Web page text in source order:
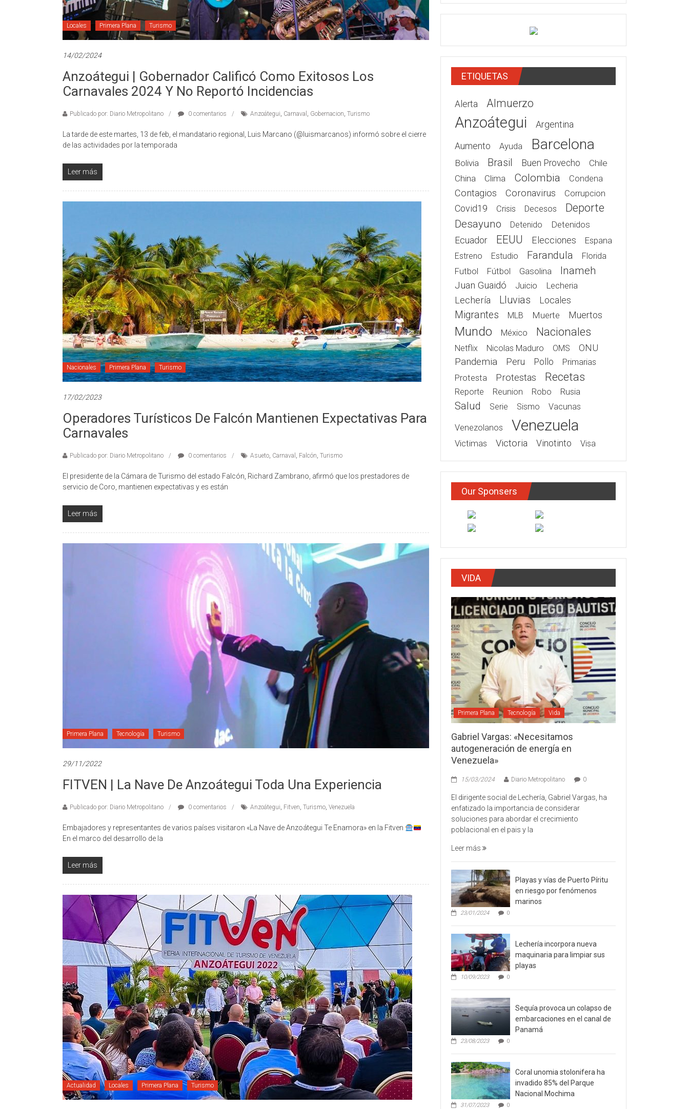
Locales Primera Plana Turismo
14/02/2024
Anzoátegui | Gobernador Calificó Como Exitosos Los
Carnavales 2024 Y No Reportó Incidencias
Publicado por: Diario Metropolitano 0 comentarios Anzoátegui, Carnaval , Gobernacion, Turismo
La tarde de este martes, 13 de feb, el mandatario regional, Luis Marcano (@luismarcanos) informó sobre el cierre
de las actividades por la temporada
Leer más
Nacionales Primera Plana Turismo
17/02/2023
Operadores Turísticos De Falcón Mantienen Expectativas Para
Carnavales
Publicado por: Diario Metropolitano 0 comentarios Asueto, Carnaval , Falcón, Turismo
El presidente de la Cámara de Turismo del estado Falcón, Richard Zambrano, afirmó que los prestadores de
servicio de Coro, mantienen expectativas y es están
Leer más
Primera Plana Tecnología Turismo
29/11/2022
FITVEN | La Nave De Anzoátegui Toda Una Experiencia
Publicado por: Diario Metropolitano 0 comentarios Anzoátegui, Fitven, Turismo, Venezuela
Embajadores y representantes de varios países visitaron «La Nave de Anzoátegui Te Enamora» en la Fitven
En el marco del desarrollo de la
Leer más
Actualidad Locales Primera Plana Turismo
ETIQUETAS
Alerta Almuerzo
Anzoátegui Argentina
Aumento Ayuda Barcelona
Bolivia Brasil Buen Provecho
Chile
China
Clima Colombia Condena
Contagios Coronavirus Corrupcion
Covid19 Crisis Decesos Deporte
Desayuno Detenido
Detenidos
Ecuador
EEUU Elecciones Espana
Estreno Estudio Farandula
Florida
Futbol
Fútbol Gasolina Inameh
Juan Guaidó Juicio Lecheria
Lechería Lluvias Locales
Migrantes MLB Muerte Muertos
Mundo México Nacionales
Netflix Nicolas Maduro OMS ONU
Pandemia Peru Pollo
Primarias
Protesta
Protestas Recetas
Reporte Reunion Robo Rusia
Salud Serie Sismo Vacunas
Venezolanos Venezuela
Victimas Victoria Vinotinto Visa
Our Sponsers
VIDA
Primera Plana Tecnología Vida
Gabriel Vargas: «Necesitamos
autogeneración de energía en
Venezuela»
15/03/2024 Diario Metropolitano 0
El dirigente social de Lechería, Gabriel Vargas, ha
enfatizado la importancia de considerar
soluciones para abordar el crecimiento
poblacional en el pais y la
Leer más
Playas y vías de Puerto Píritu
en riesgo por fenómenos
marinos
23/01/2024 0
Lechería incorpora nueva
maquinaria para limpiar sus
playas
10/09/2023 0
Sequía provoca un colapso de
embarcaciones en el canal de
Panamá
23/08/2023 0
Coral unomia stolonifera ha
invadido 85% del Parque
Nacional Mochima
31/07/2023 0